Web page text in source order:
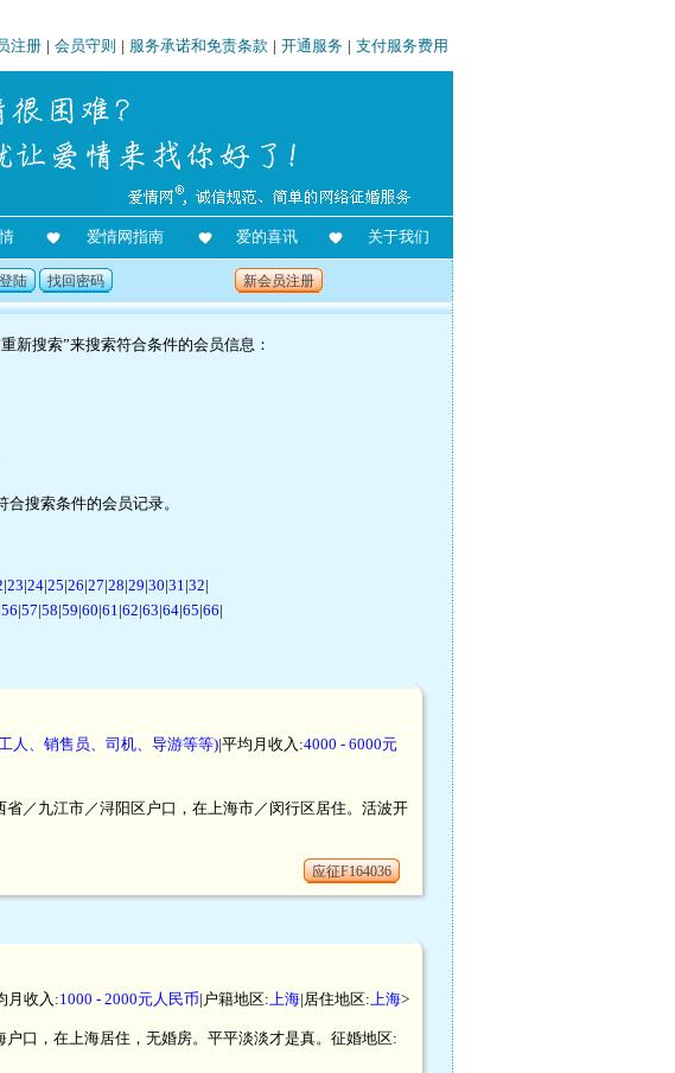
注册 | 会员守则 | 服务承诺和免责条款 | 开通服务 | 支付服务费用
爱情网指南 爱的喜讯 关于我们
陆 找回密码 新会员注册
新搜索”来搜索符合条件的会员信息：
搜索条件的会员记录。
|23|24|25|26|27|28|29|30|31 |32|
56|57|58|59|60|61 |62|63|64|65|66|
人、销售员、司机、导游等等)|平均月收入:4000 - 6000元
／九江市／浔阳区户口，在上海市／闵行区居住。活波开
应征F164036
月收入:1000 - 2000元人民币|户籍地区: 上海|居住地区: 上海>
口，在上海居住，无婚房。平平淡淡才是真。征婚地区: